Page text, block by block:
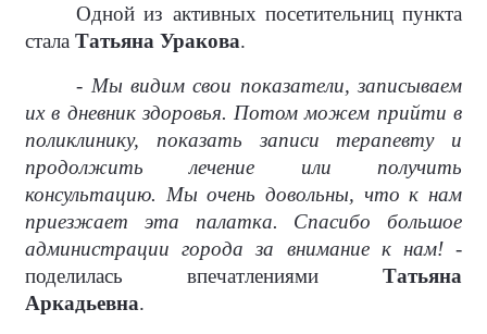
Одной из активных посетительниц пункта
стала Татьяна Уракова.
- Мы видим свои показатели, записываем
их в дневник здоровья. Потом можем прийти в
поликлинику, показать записи терапевту и
продолжить лечение или получить
консультацию. Мы очень довольны, что к нам
приезжает эта палатка. Спасибо большое
администрации города за внимание к нам!-
поделилась впечатлениями Татьяна
Аркадьевна.